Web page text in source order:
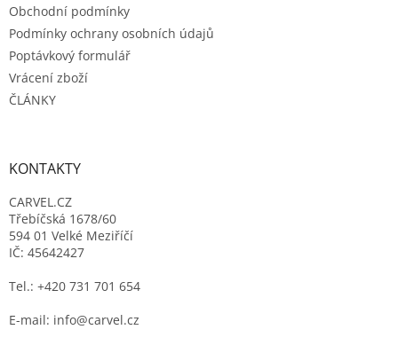
Obchodní podmínky
Podmínky ochrany osobních údajů
Poptávkový formulář
Vrácení zboží
ČLÁNKY
KONTAKTY
CARVEL.CZ
Třebíčská 1678/60
594 01 Velké Meziříčí
IČ: 45642427
Tel.: +420 731 701 654
E-mail: info@carvel.cz